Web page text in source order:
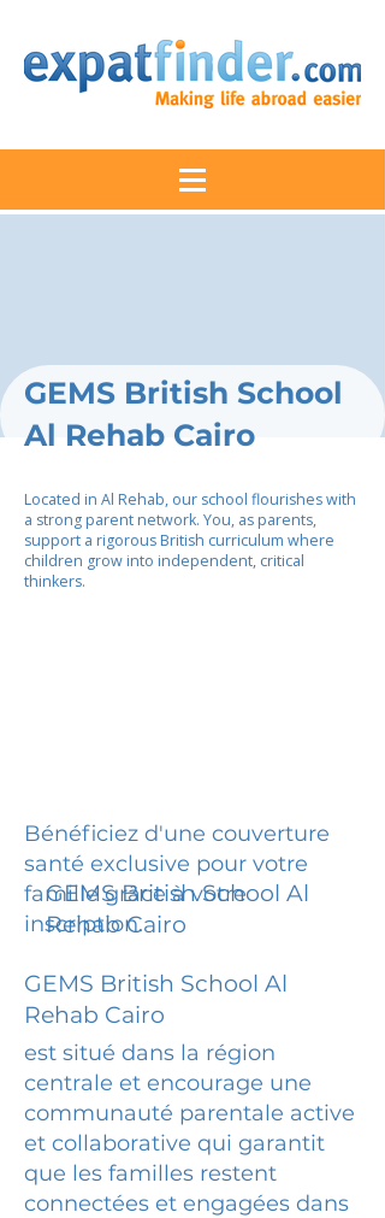
GEMS British School
Al Rehab Cairo
Located in Al Rehab, our school flourishes with
a strong parent network. You, as parents,
support a rigorous British curriculum where
children grow into independent, critical
thinkers.
Bénéficiez d'une couverture
santé exclusive pour votre
famille grâce à votre
inscription.
GEMS British School Al
Rehab Cairo
GEMS British School Al
Rehab Cairo
est situé dans la région
centrale et encourage une
communauté parentale active
et collaborative qui garantit
que les familles restent
connectées et engagées dans